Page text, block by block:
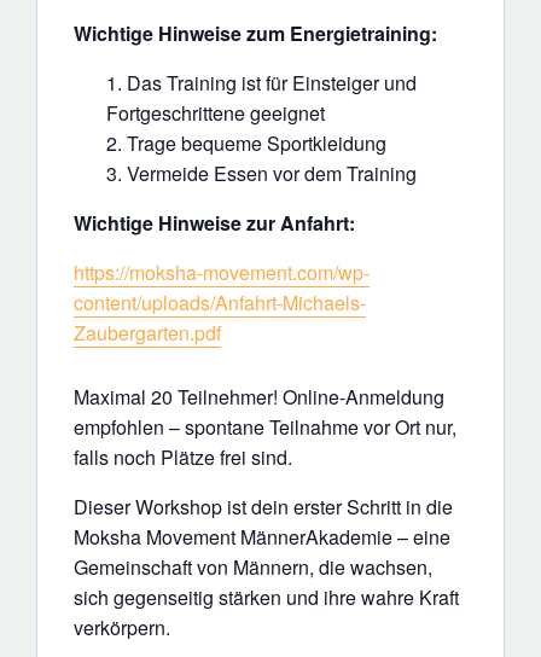
Wichtige Hinweise zum Energietraining:
Das Training ist für Einsteiger und
Fortgeschrittene geeignet
Trage bequeme Sportkleidung
Vermeide Essen vor dem Training
Wichtige Hinweise zur Anfahrt:
https://moksha-movement.com/wp-
content/uploads/Anfahrt-Michaels-
Zaubergarten.pdf
Maximal 20 Teilnehmer! Online-Anmeldung
empfohlen – spontane Teilnahme vor Ort nur,
falls noch Plätze frei sind.
Dieser Workshop ist dein erster Schritt in die
Moksha Movement MännerAkademie – eine
Gemeinschaft von Männern, die wachsen,
sich gegenseitig stärken und ihre wahre Kraft
verkörpern.